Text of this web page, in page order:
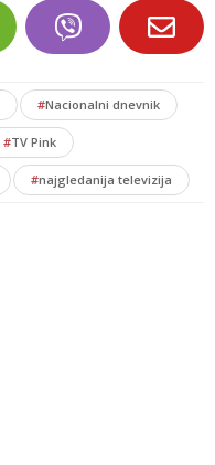
#Nacionalni dnevnik
#TV Pink
#najgledanija televizija